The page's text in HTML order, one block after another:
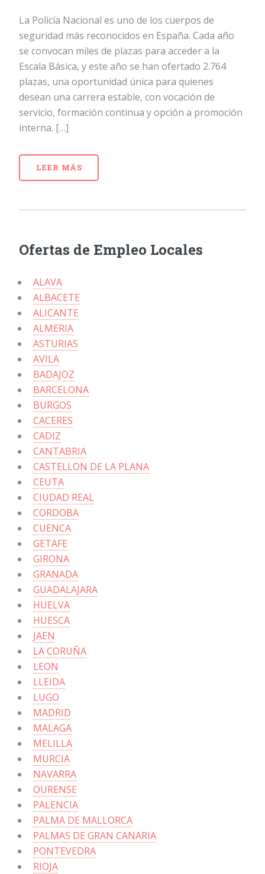
La Policía Nacional es uno de los cuerpos de
seguridad más reconocidos en España. Cada año
se convocan miles de plazas para acceder a la
Escala Básica, y este año se han ofertado 2.764
plazas, una oportunidad única para quienes
desean una carrera estable, con vocación de
servicio, formación continua y opción a promoción
interna. […]
LEER MÁS
Ofertas de Empleo Locales
ALAVA
ALBACETE
ALICANTE
ALMERIA
ASTURIAS
AVILA
BADAJOZ
BARCELONA
BURGOS
CACERES
CADIZ
CANTABRIA
CASTELLON DE LA PLANA
CEUTA
CIUDAD REAL
CORDOBA
CUENCA
GETAFE
GIRONA
GRANADA
GUADALAJARA
HUELVA
HUESCA
JAEN
LA CORUÑA
LEON
LLEIDA
LUGO
MADRID
MALAGA
MELILLA
MURCIA
NAVARRA
OURENSE
PALENCIA
PALMA DE MALLORCA
PALMAS DE GRAN CANARIA
PONTEVEDRA
RIOJA